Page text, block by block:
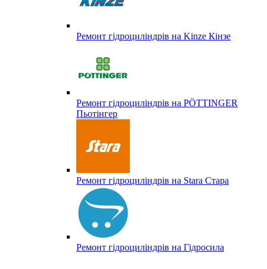
Ремонт гідроциліндрів на Kinze Кінзе
Ремонт гідроциліндрів на PÖTTINGER
Пьотінгер
Ремонт гідроциліндрів на Stara Стара
Ремонт гідроциліндрів на Гідросила